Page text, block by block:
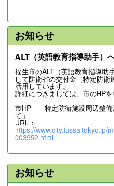
お知らせ
ALT（英語教育指導助手）
福生市のALT（英語教育指導助
して防衛省の交付金（特定防衛
活用しています。
詳細につきましては、市のHPを
市HP 「特定防衛施設周辺整備
て」
URL：
https://www.city.fussa.tokyo.jp/
003952.html
お知らせ